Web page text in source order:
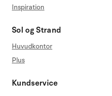
Inspiration
Sol og Strand
Huvudkontor
Plus
Kundservice